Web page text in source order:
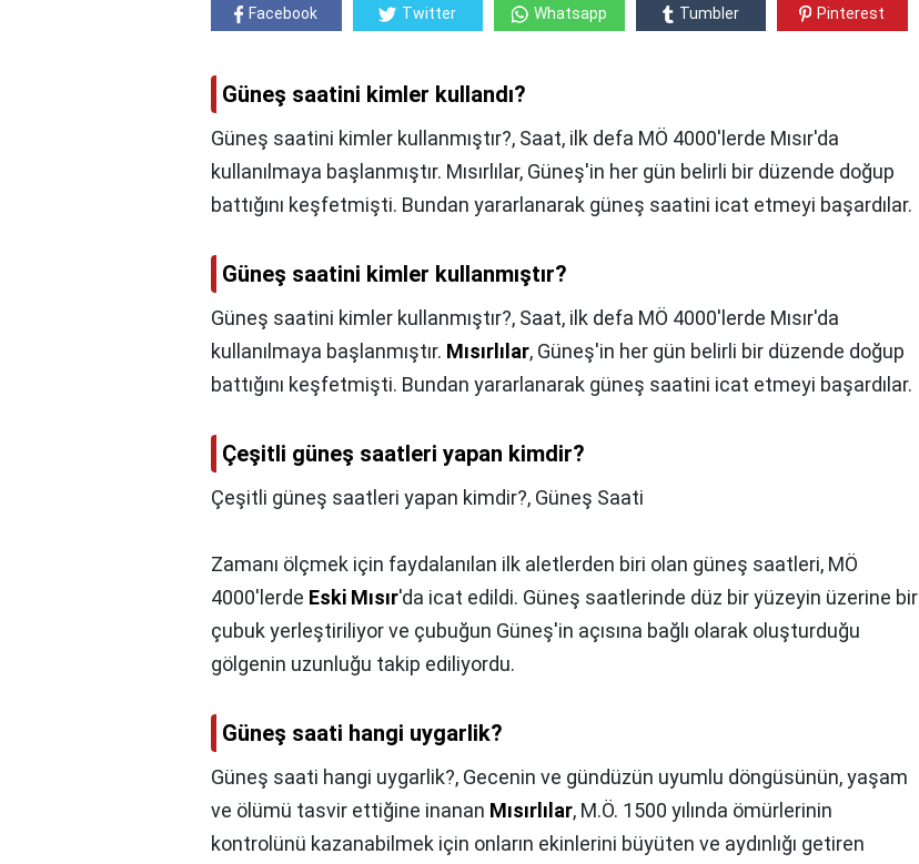
Facebook Twitter Whatsapp Tumbler Pinterest
Güneş saatini kimler kullandı?
Güneş saatini kimler kullanmıştır?, Saat, ilk defa MÖ 4000'lerde Mısır'da
kullanılmaya başlanmıştır. Mısırlılar, Güneş'in her gün belirli bir düzende doğup
battığını keşfetmişti. Bundan yararlanarak güneş saatini icat etmeyi başardılar.
Güneş saatini kimler kullanmıştır?
Güneş saatini kimler kullanmıştır?, Saat, ilk defa MÖ 4000'lerde Mısır'da
kullanılmaya başlanmıştır. Mısırlılar, Güneş'in her gün belirli bir düzende doğup
battığını keşfetmişti. Bundan yararlanarak güneş saatini icat etmeyi başardılar.
Çeşitli güneş saatleri yapan kimdir?
Çeşitli güneş saatleri yapan kimdir?, Güneş Saati
Zamanı ölçmek için faydalanılan ilk aletlerden biri olan güneş saatleri, MÖ
4000'lerde Eski Mısır'da icat edildi. Güneş saatlerinde düz bir yüzeyin üzerine bir
çubuk yerleştiriliyor ve çubuğun Güneş'in açısına bağlı olarak oluşturduğu
gölgenin uzunluğu takip ediliyordu.
Güneş saati hangi uygarlik?
Güneş saati hangi uygarlik?, Gecenin ve gündüzün uyumlu döngüsünün, yaşam
ve ölümü tasvir ettiğine inanan Mısırlılar, M.Ö. 1500 yılında ömürlerinin
kontrolünü kazanabilmek için onların ekinlerini büyüten ve aydınlığı getiren